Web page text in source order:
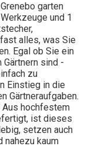
garten
und 1
alles, was Sie
Egal ob Sie ein
sind -
zu
Einstieg in die
Gärtneraufgaben.
hochfestem
ist dieses
setzen auch
nahezu kaum